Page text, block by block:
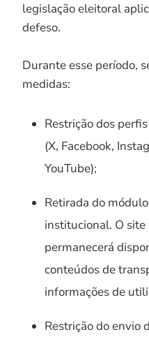
legislação eleitoral
defeso.
Durante esse período,
medidas:
Restrição dos
(X, Facebook,
YouTube);
Retirada do
institucional. O
permanecerá
conteúdos de
informações de
Restrição do envio